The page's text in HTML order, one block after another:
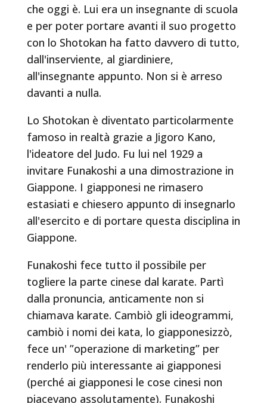
che oggi è. Lui era un insegnante di scuola
e per poter portare avanti il suo progetto
con lo Shotokan ha fatto davvero di tutto,
dall'inserviente, al giardiniere,
all'insegnante appunto. Non si è arreso
davanti a nulla.
Lo Shotokan è diventato particolarmente
famoso in realtà grazie a Jigoro Kano,
l'ideatore del Judo. Fu lui nel 1929 a
invitare Funakoshi a una dimostrazione in
Giappone. I giapponesi ne rimasero
estasiati e chiesero appunto di insegnarlo
all'esercito e di portare questa disciplina in
Giappone.
Funakoshi fece tutto il possibile per
togliere la parte cinese dal karate. Partì
dalla pronuncia, anticamente non si
chiamava karate. Cambiò gli ideogrammi,
cambiò i nomi dei kata, lo giapponesizzò,
fece un' ”operazione di marketing” per
renderlo più interessante ai giapponesi
(perché ai giapponesi le cose cinesi non
piacevano assolutamente). Funakoshi